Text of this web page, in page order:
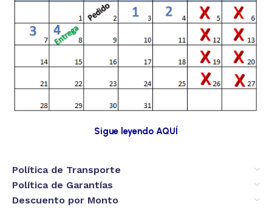
Sigue leyendo AQUÍ
Política de Transporte
Política de Garantías
Descuento por Monto